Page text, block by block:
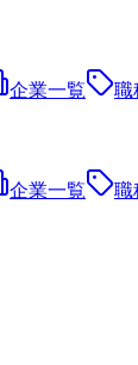
企業一覧 職
企業一覧 職